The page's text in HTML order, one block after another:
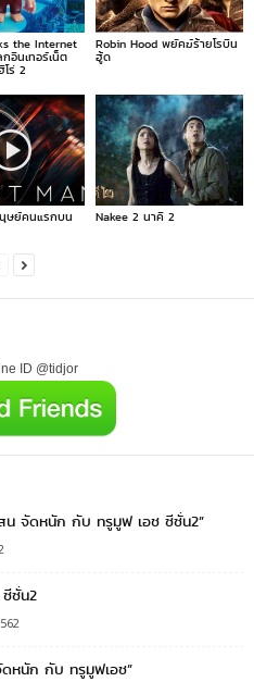
the Internet
อินเทอร์เน็ต
โร่ 2
Robin Hood พยัคฆ์ร้ายโรบิน
ฮู้ด
ษย์คนแรกบน Nakee 2 นาคี 2
ID @tidjor
น จัดหนัก กับ ทรูมูฟ เอช ซีซั่น2”
ซั่น2
หนัก กับ ทรูมูฟเอช”